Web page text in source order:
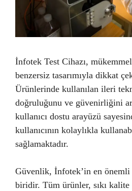
İnfotek Test Cihazı,
benzersiz tasarımıyla dikkat
Ürünlerinde kullanılan ileri
doğruluğunu ve güvenirliğini
kullanıcı dostu arayüzü
kullanıcının kolaylıkla
sağlamaktadır.
Güvenlik, İnfotek’in en
biridir. Tüm ürünler, sıkı